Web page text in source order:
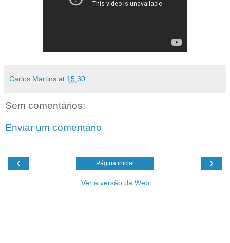
Carlos Martins at 15:30
Sem comentários:
Enviar um comentário
‹ ›
Página inicial
Ver a versão da Web